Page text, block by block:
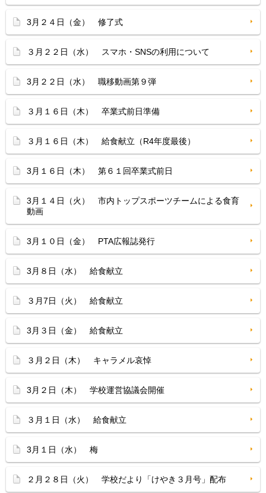
3月２４日（金） 修了式
３月２２日（水） スマホ・SNSの利用について
3月２２日（水） 職移動画第９弾
３月１６日（木） 卒業式前日準備
３月１６日（木） 給食献立（R4年度最後）
3月１６日（木） 第６１回卒業式前日
3月１４日（火） 市内トップスポーツチームによる食育
動画
3月１０日（金） PTA広報誌発行
3月８日（水） 給食献立
３月7日（火） 給食献立
3月３日（金） 給食献立
３月２日（木） キャラメル哀悼
3月２日（木） 学校運営協議会開催
３月１日（水） 給食献立
3月１日（水） 梅
２月２８日（火） 学校だより「けやき３月号」配布